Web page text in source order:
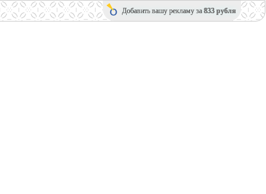
Добавить вашу рекламу за 833 рубля